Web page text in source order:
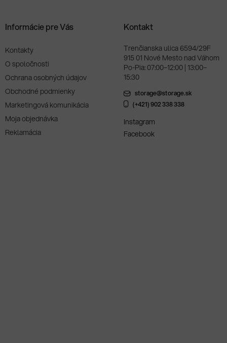
Informácie pre Vás
Kontakty
O spoločnosti
Ochrana osobných údajov
Obchodné podmienky
Marketingová komunikácia
Moja objednávka
Reklamácia
Kontakt
Trenčianska ulica 6594/29F
915 01 Nové Mesto nad Váhom
Po-Pia: 07:00–12:00 | 13:00–
15:30
storage@storage.sk
(+421) 902 338 338
Instagram
Facebook